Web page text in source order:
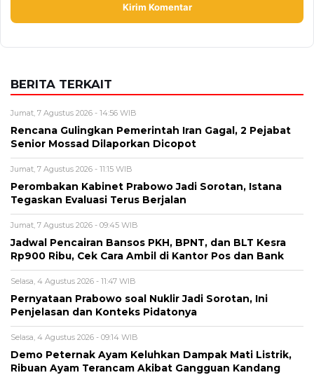
BERITA TERKAIT
Jumat, 7 Agustus 2026 - 14:56 WIB
Rencana Gulingkan Pemerintah Iran Gagal, 2 Pejabat
Senior Mossad Dilaporkan Dicopot
Jumat, 7 Agustus 2026 - 11:15 WIB
Perombakan Kabinet Prabowo Jadi Sorotan, Istana
Tegaskan Evaluasi Terus Berjalan
Jumat, 7 Agustus 2026 - 09:45 WIB
Jadwal Pencairan Bansos PKH, BPNT, dan BLT Kesra
Rp900 Ribu, Cek Cara Ambil di Kantor Pos dan Bank
Selasa, 4 Agustus 2026 - 11:47 WIB
Pernyataan Prabowo soal Nuklir Jadi Sorotan, Ini
Penjelasan dan Konteks Pidatonya
Selasa, 4 Agustus 2026 - 09:14 WIB
Demo Peternak Ayam Keluhkan Dampak Mati Listrik,
Ribuan Ayam Terancam Akibat Gangguan Kandang